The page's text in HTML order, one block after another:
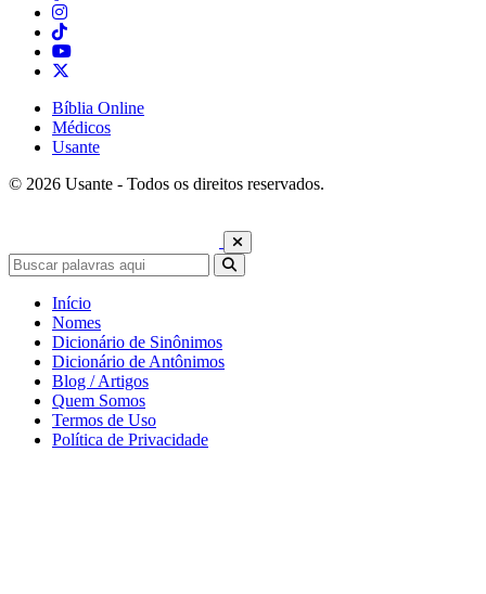
Bíblia Online
Médicos
Usante
© 2026 Usante - Todos os direitos reservados.
Início
Nomes
Dicionário de Sinônimos
Dicionário de Antônimos
Blog / Artigos
Quem Somos
Termos de Uso
Política de Privacidade